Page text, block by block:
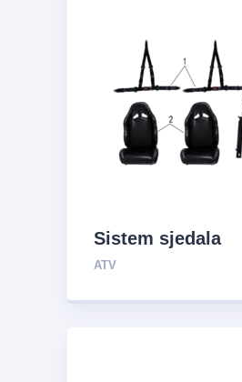
Sistem sjedala
ATV